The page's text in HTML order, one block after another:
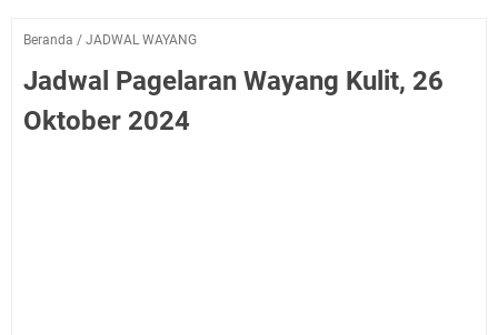
Beranda / JADWAL WAYANG
Jadwal Pagelaran Wayang Kulit, 26
Oktober 2024